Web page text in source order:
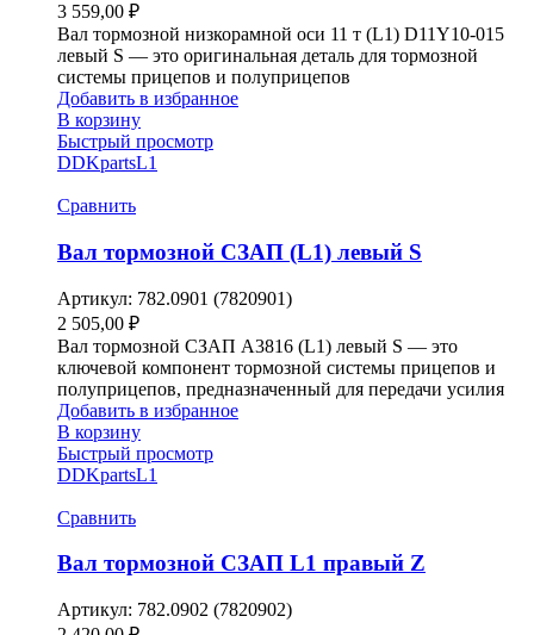
3 559,00 ₽
Вал тормозной низкорамной оси 11 т (L1) D11Y10-015
левый S — это оригинальная деталь для тормозной
системы прицепов и полуприцепов
Добавить в избранное
В корзину
Быстрый просмотр
DDKpartsL1
Сравнить
Вал тормозной СЗАП (L1) левый S
Артикул: 782.0901 (7820901)
2 505,00 ₽
Вал тормозной СЗАП A3816 (L1) левый S — это
ключевой компонент тормозной системы прицепов и
полуприцепов, предназначенный для передачи усилия
Добавить в избранное
В корзину
Быстрый просмотр
DDKpartsL1
Сравнить
Вал тормозной СЗАП L1 правый Z
Артикул: 782.0902 (7820902)